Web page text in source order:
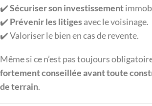
✔️Sécuriser son investissement
✔️ Prévenir les litigesavec le voisinage.
✔️ Valoriser le bien en cas de revente.
Même si ce n’est pas toujours
fortement conseillée avant toute
de terrain.